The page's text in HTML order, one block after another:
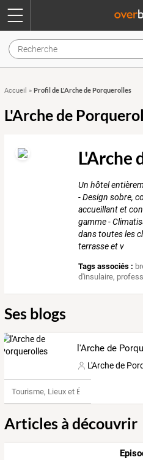
Accueil » Profil de L'Arche de Porquerolles
L'Arche de
L'Arche
Un hôtel
- Design sobre,
accueillant et
gamme -
dans toutes les
terrasse et v
Tags associés :
d'insulaire,
Ses blogs
l'Arche de
L'Arche de
Tourisme, Lieux et Événements
Articles à découvrir